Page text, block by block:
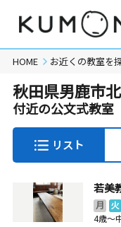
HOME お近くの教室を
秋田県男鹿市
付近の公文式教室
リスト
若美
月 火
4歳～